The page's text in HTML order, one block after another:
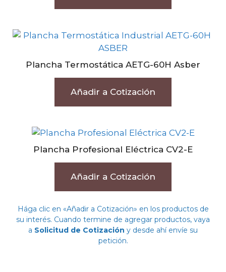
Plancha Termostática AETG-60H Asber
Añadir a Cotización
Plancha Profesional Eléctrica CV2-E
Añadir a Cotización
Hága clic en «Añadir a Cotización» en los productos de
su interés. Cuando termine de agregar productos, vaya
a Solicitud de Cotización y desde ahí envíe su
petición.